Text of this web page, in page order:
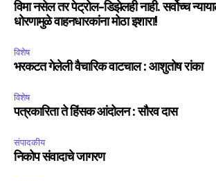
विमा नसेल तर पेट्रोल-डिझेलही नाही. सर्वोच्च
धोरणामुळे वाहनधारकांना मोठा इशारा!
विशेष
भरकटत गेलेली वैचारिक वाटचाल : आशुतोष रांका
विशेष
पत्रकारिता ते हिंसक आंदोलन : सौरव दास
संपादकीय
निकोप संवादाचे जागरण